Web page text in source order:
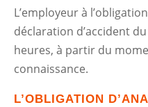
L’employeur à
déclaration d’accident
heures, à partir du
connaissance.
L’OBLIGATION